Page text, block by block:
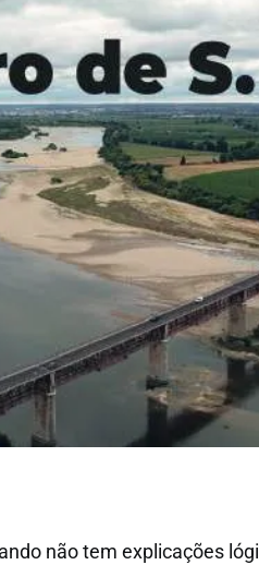
não tem explicações